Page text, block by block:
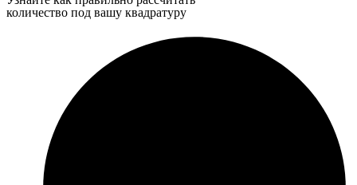
количество под вашу квадратуру